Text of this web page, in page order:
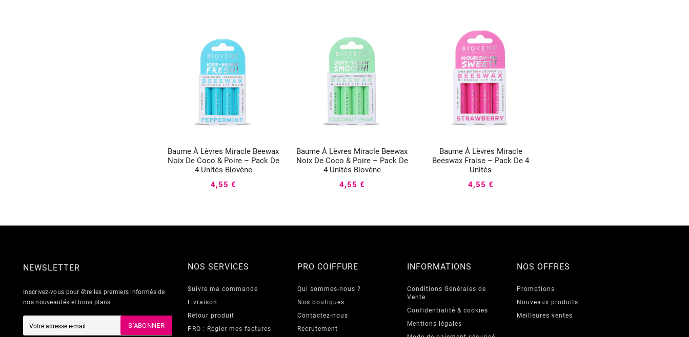
Baume À Lèvres Miracle Beewax
Noix De Coco & Poire – Pack De
4 Unités Biovène
  
4,55 €
Baume À Lèvres Miracle Beewax
Noix De Coco & Poire – Pack De
4 Unités Biovène
  
4,55 €
Baume À Lèvres Miracle
Beeswax Fraise – Pack De 4
Unités
  
4,55 €
NEWSLETTER
Inscrivez-vous pour être les premiers informés de
nos nouveautés et bons plans.
S’ABONNER
NOS SERVICES
Suivre ma commande
Livraison
Retour produit
PRO : Régler mes factures
PRO COIFFURE
Qui sommes-nous ?
Nos boutiques
Contactez-nous
Recrutement
INFORMATIONS
Conditions Générales de
Vente
Confidentialité & cookies
Mentions légales
NOS OFFRES
Promotions
Nouveaux produits
Meilleures ventes